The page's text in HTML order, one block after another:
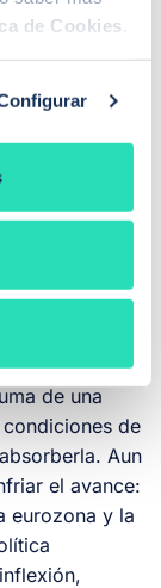
de Cookies .
han
de
datos
su
incrementos
el periodo
de una
de
Aun
el avance:
eurozona y la